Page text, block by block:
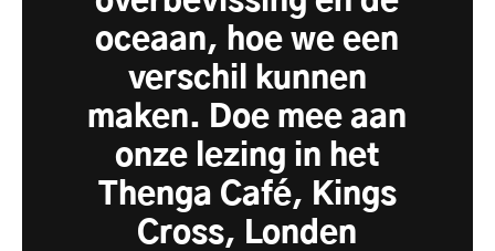
oceaan, hoe we een
verschil kunnen
maken. Doe mee aan
onze lezing in het
Thenga Café, Kings
Cross, Londen